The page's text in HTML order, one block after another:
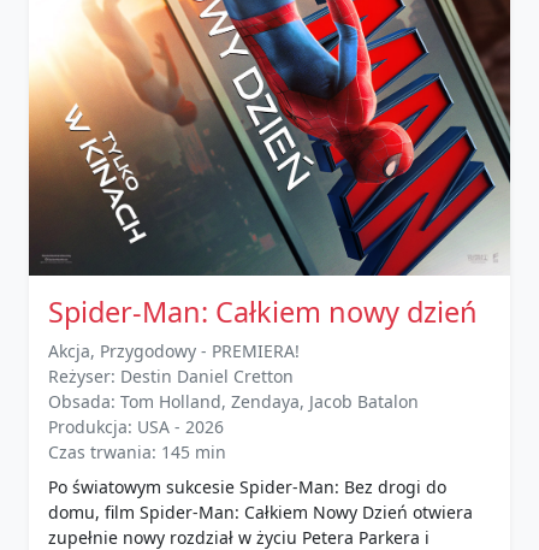
Spider-Man: Całkiem nowy dzień
Akcja, Przygodowy - PREMIERA!
Reżyser: Destin Daniel Cretton
Obsada: Tom Holland, Zendaya, Jacob Batalon
Produkcja: USA - 2026
Czas trwania: 145 min
Po światowym sukcesie Spider-Man: Bez drogi do
domu, film Spider-Man: Całkiem Nowy Dzień otwiera
zupełnie nowy rozdział w życiu Petera Parkera i